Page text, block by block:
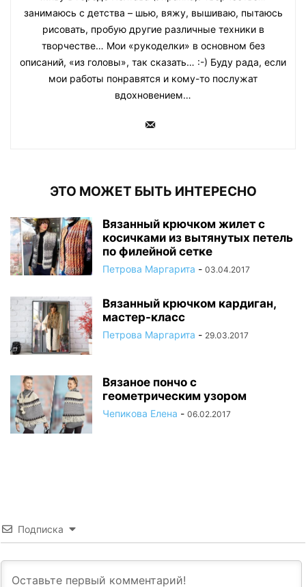
занимаюсь с детства – шью, вяжу, вышиваю, пытаюсь
рисовать, пробую другие различные техники в
творчестве… Мои «рукоделки» в основном без
описаний, «из головы», так сказать… :-) Буду рада, если
мои работы понравятся и кому-то послужат
вдохновением…
ЭТО МОЖЕТ БЫТЬ ИНТЕРЕСНО
Вязанный крючком жилет с
косичками из вытянутых петель
по филейной сетке
Петрова Маргарита - 03.04.2017
Вязанный крючком кардиган,
мастер-класс
Петрова Маргарита - 29.03.2017
Вязаное пончо с
геометрическим узором
Чепикова Елена - 06.02.2017
Подписка